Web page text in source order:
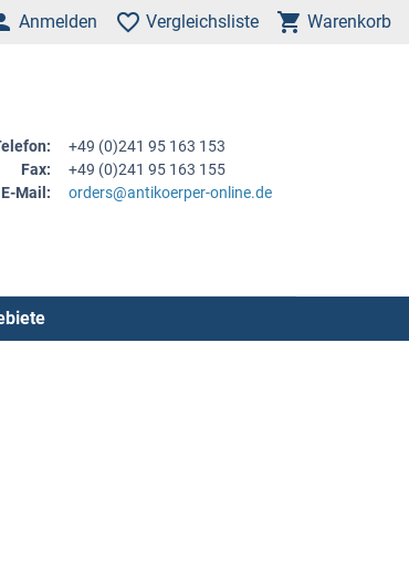
Anmelden Vergleichsliste Warenkorb
+49 (0)241 95 163 153
Fax:
+49 (0)241 95 163 155
E-Mail:
orders@antikoerper-online.de